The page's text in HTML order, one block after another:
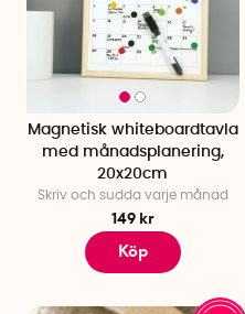
Magnetisk whiteboardtavla
med månadsplanering,
20x20cm
Skriv och sudda varje månad
149 kr
Köp